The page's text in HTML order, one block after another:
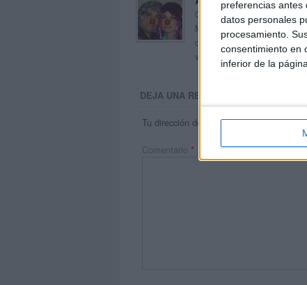
preferencias antes
datos personales
procesamiento.
consentimiento en
inferior de la
Orientación Andújar no es
Maribel, que además de
dentro del blog y en el
voluntarios en sus meses
DEJA UNA RESPUESTA
Tu dirección de correo electrónico no
Comentario *